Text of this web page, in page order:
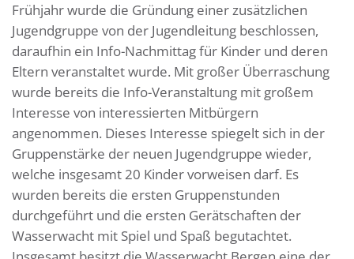
Frühjahr wurde die Gründung einer zusätzlichen
Jugendgruppe von der Jugendleitung beschlossen,
daraufhin ein Info-Nachmittag für Kinder und deren
Eltern veranstaltet wurde. Mit großer Überraschung
wurde bereits die Info-Veranstaltung mit großem
Interesse von interessierten Mitbürgern
angenommen. Dieses Interesse spiegelt sich in der
Gruppenstärke der neuen Jugendgruppe wieder,
welche insgesamt 20 Kinder vorweisen darf. Es
wurden bereits die ersten Gruppenstunden
durchgeführt und die ersten Gerätschaften der
Wasserwacht mit Spiel und Spaß begutachtet.